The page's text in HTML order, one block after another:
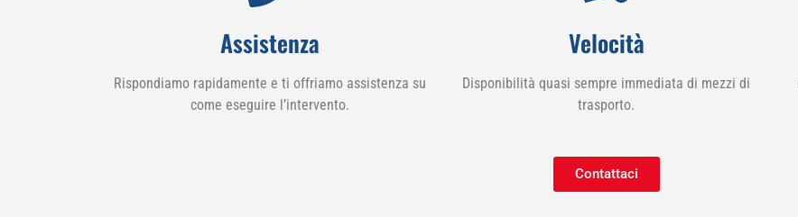
Assistenza
Rispondiamo rapidamente e ti offriamo assistenza su
come eseguire l’intervento.
Velocità
Disponibilità quasi sempre immediata di mezzi di
trasporto.
Contattaci